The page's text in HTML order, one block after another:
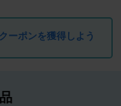
ーポンを獲得しよう